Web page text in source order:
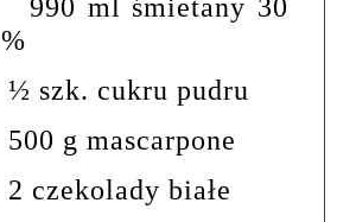
990 ml śmietany 30
%
½ szk. cukru pudru
500 g mascarpone
2 czekolady białe